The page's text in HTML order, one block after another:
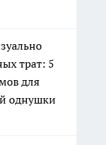
трат: 5
для
однушки